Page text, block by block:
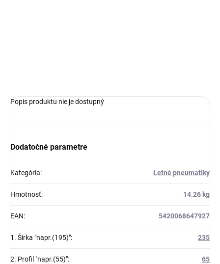
Popis produktu nie je dostupný
Dodatočné parametre
Kategória: Letné pneumatiky
Hmotnosť: 14.26 kg
EAN: 5420068647927
1. Šírka "napr.(195)": 235
2. Profil "napr.(55)": 65